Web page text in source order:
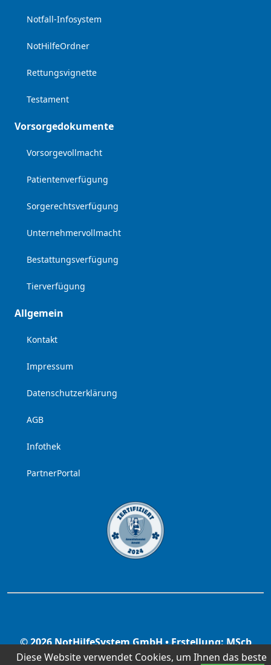
Diese Website verwendet Cookies, um Ihnen das beste
Notfall-Infosystem
NotHilfeOrdner
Rettungsvignette
Testament
Vorsorgedokumente
Vorsorgevollmacht
Patientenverfügung
Sorgerechtsverfügung
Unternehmervollmacht
Bestattungsverfügung
Tierverfügung
Allgemein
Kontakt
Impressum
Datenschutzerklärung
AGB
Infothek
PartnerPortal
© 2026 NotHilfeSystem GmbH • Erstellung: MScb
GmbH & Co.KG
www.mscb.it